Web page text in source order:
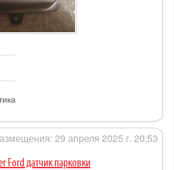
29 апреля 2025 г. 20:53
Ford датчик парковки